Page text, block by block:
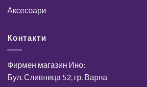
Аксесоари
Контакти
Фирмен магазин Ино:
Бул. Сливница 52, гр. Варна